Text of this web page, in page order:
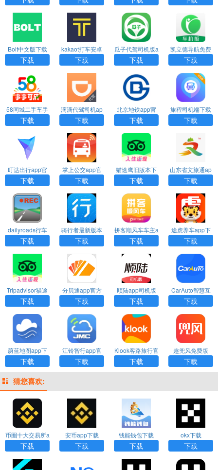
Bolt中文版下载
下载
kakaot打车安卓
下载
下载
瓜子代驾司机版a
pp下载
下载
凯立德导航免费
车机版2024最新
版
下载
58同城二手车手
机端
下载
滴滴代驾司机ap
p下载安装
下载
北京地铁app官
方下载最新版
下载
旅程司机端下载
安装
下载
叮达出行app官
方下载
下载
掌上公交app官
方下载
下载
猫途鹰旧版本下
载
下载
山东省文旅通ap
p下载官网版
下载
dailyroads行车
记录仪手机版下
载
下载
骑行者最新版本
下载
下载
拼客顺风车车主a
pp下载
下载
途虎养车app下
载安装官网
下载
Tripadvisor猫途
鹰官网下载
下载
分贝通app官方
下载安装
下载
顺陆app司机版
官方下载
下载
CarAuto智慧互
联车机版
下载
蔚蓝地图app下
载安装
下载
江铃智行app官
网下载
下载
Klook客路旅行官
网版
下载
趣兜风免费版
下载
猜您喜欢:
币圈十大交易所a
pp下载
下载
安币app下载
下载
钱能钱包下载
下载
okx下载
下载